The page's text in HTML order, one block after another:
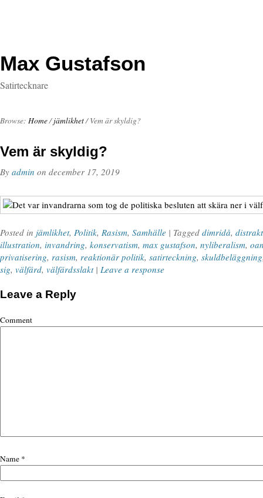
Max Gustafson
Satirtecknare
Browse: Home/ jämlikhet/ Vem är skyldig?
Vem är skyldig?
By admin on december 17, 2019
Posted in jämlikhet, Politik, Rasism, Samhälle | Tagged dimridå,
illustration, invandring, konservatism, max gustafson, nyliberalism,
privatisering, rasism, reaktionär politik, satirteckning, skuldbeläggning
sig, välfärd, välfärdsslakt| Leave a response
Leave a Reply
Comment
Name *